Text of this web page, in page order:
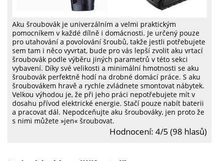
Aku šroubovák je univerzálním a velmi praktickým
pomocníkem v každé dílně i domácnosti. Je určený pouze
pro utahování a povolování šroubů, takže jestli potřebujete
sem tam i něco vyvrtat, bude pro vás lepší zvolit aku vrtací
šroubovák podle výběru jiných parametrů v této sekci
vybavení. Díky své velikosti a minimální hmotnosti se aku
šroubovák perfektně hodí na drobné domácí práce. S aku
šroubovákem hravě a rychle zvládnete smontovat nábytek.
Velkou výhodou je, že při jeho práci nepotřebujete mít v
dosahu přívod elektrické energie. Stačí pouze nabít baterii
a pracovat dál. Nepodceňujte aku šroubováky, jen proto že
s nimi můžete »jen« šroubovat.
Hodnocení: 4/5 (98 hlasů)